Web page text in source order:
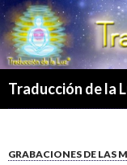
Traducción de la
GRABACIONES DE LAS